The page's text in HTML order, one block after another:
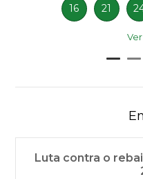
16 21
Luta contra o